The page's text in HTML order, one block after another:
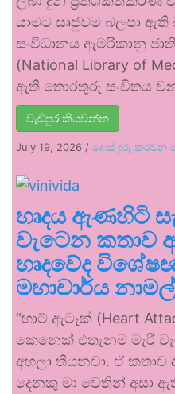
යාමට සෘජුවම බලපා
සංවිධානය ඇමරිකානු
(National Library of
ඇති තොරතුරු සංචිතය
වැඩිපුර කියවන්න
July 19, 2026 / දොස් දුරු කරවන
හෘදය ඇණහිටි
වැටෙන කතාව
හෘදවේද
මහාචාර්ය
“හාට් ඇටෑක් (Heart
කෙනෙක් එතැනම මැරී
අහලා තියනවා. ඒ
දෙනකු මා වෙතින් අසා